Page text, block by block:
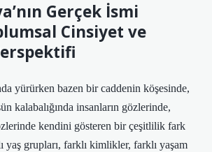
Gerçek İsmi
Cinsiyet ve
yürürken bazen bir caddenin köşesinde,
kalabalığında insanların gözlerinde,
kendini gösteren bir çeşitlilik fark
yaş grupları, farklı kimlikler, farklı yaşam